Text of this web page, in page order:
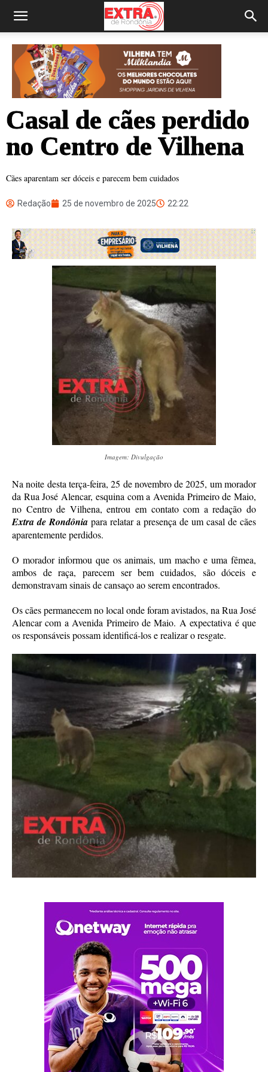
Casal de cães perdido
no Centro de Vilhena
Cães aparentam ser dóceis e parecem bem cuidados
Redação 25 de novembro de 2025 22:22
Imagem: Divulgação
Na noite desta terça-feira, 25 de novembro de 2025, um morador
da Rua José Alencar, esquina com a Avenida Primeiro de Maio,
no Centro de Vilhena, entrou em contato com a redação do
Extra de Rondônia para relatar a presença de um casal de cães
aparentemente perdidos.
O morador informou que os animais, um macho e uma fêmea,
ambos de raça, parecem ser bem cuidados, são dóceis e
demonstravam sinais de cansaço ao serem encontrados.
Os cães permanecem no local onde foram avistados, na Rua José
Alencar com a Avenida Primeiro de Maio. A expectativa é que
os responsáveis possam identificá-los e realizar o resgate.